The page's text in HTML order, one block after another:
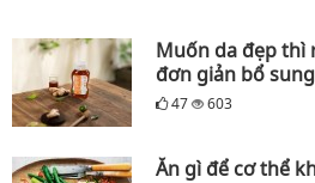
Muốn da đẹp thì
đơn giản bổ
47 603
Ăn gì để cơ thể